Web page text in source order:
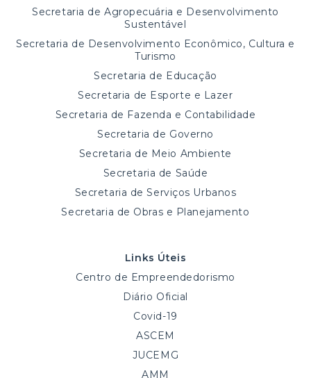
Secretaria de Agropecuária e Desenvolvimento
Sustentável
Secretaria de Desenvolvimento Econômico, Cultura e
Turismo
Secretaria de Educação
Secretaria de Esporte e Lazer
Secretaria de Fazenda e Contabilidade
Secretaria de Governo
Secretaria de Meio Ambiente
Secretaria de Saúde
Secretaria de Serviços Urbanos
Secretaria de Obras e Planejamento
Links Úteis
Centro de Empreendedorismo
Diário Oficial
Covid-19
ASCEM
JUCEMG
AMM